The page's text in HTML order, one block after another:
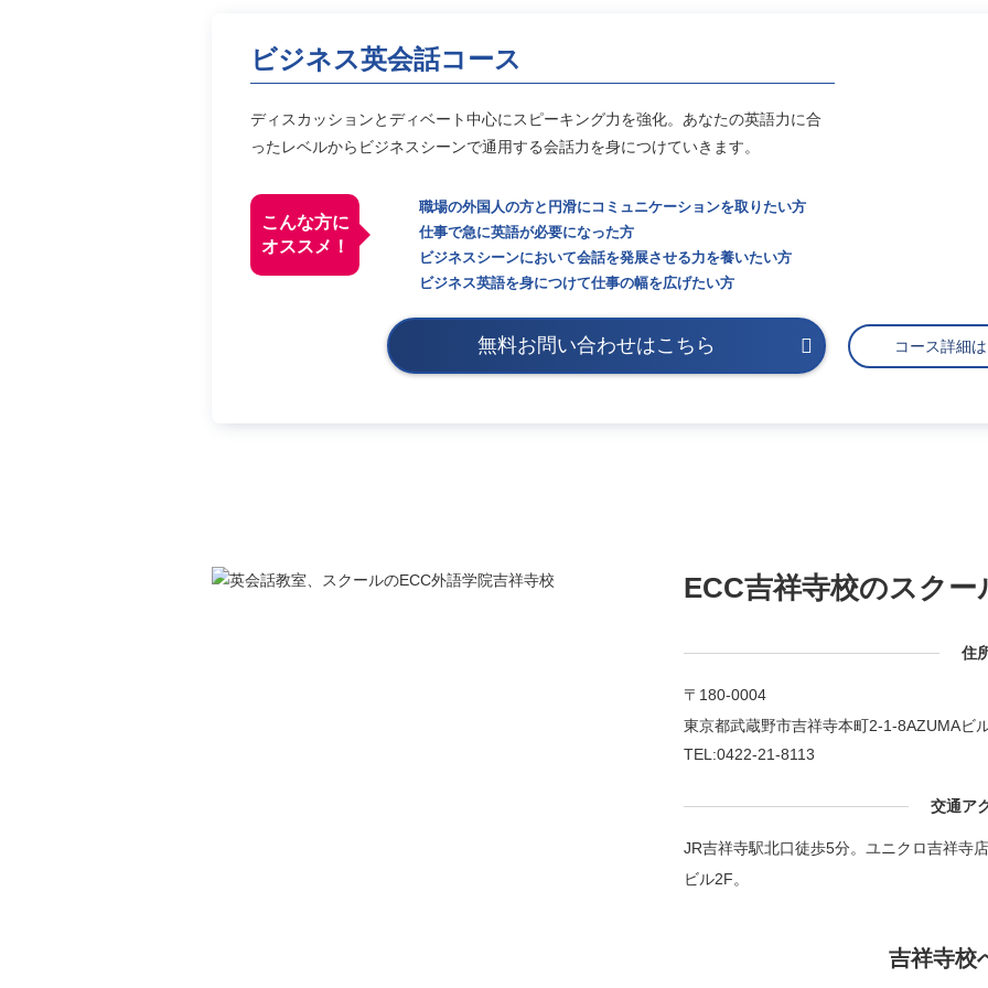
ビジネス英会話コース
ディスカッションとディベート中心にスピーキング力を強化。あなたの英語力に合
ったレベルからビジネスシーンで通用する会話力を身につけていきます。
こんな方に
オススメ！
職場の外国人の方と円滑にコミュニケーションを取りたい方
仕事で急に英語が必要になった方
ビジネスシーンにおいて会話を発展させる力を養いたい方
ビジネス英語を身につけて仕事の幅を広げたい方
無料お問い合わせはこちら コース詳細
ECC吉祥寺校のスクー
住
〒180-0004
東京都武蔵野市吉祥寺本町2-1-8AZUMAビ
TEL:0422-21-8113
交通ア
JR吉祥寺駅北口徒歩5分。ユニクロ吉祥寺
ビル2F。
吉祥寺校